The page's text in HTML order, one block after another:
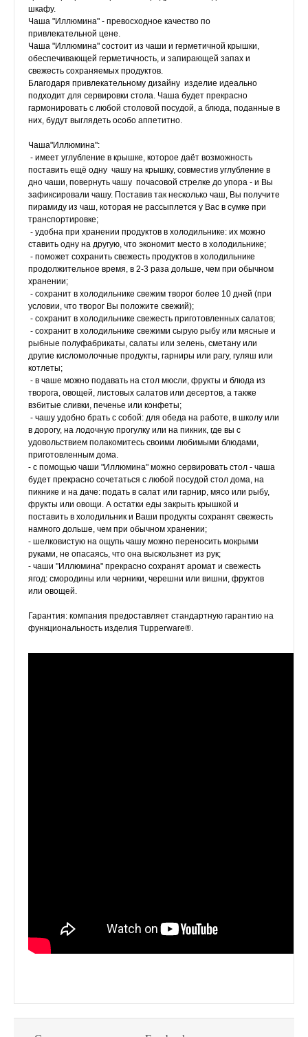
шкафу.
Чаша "Иллюмина" - превосходное качество по
привлекательной цене.
Чаша "Иллюмина" состоит из чаши и герметичной крышки,
обеспечивающей герметичность, и запирающей запах и
свежесть сохраняемых продуктов.
Благодаря привлекательному дизайну изделие идеально
подходит для сервировки стола. Чаша будет прекрасно
гармонировать с любой столовой посудой, а блюда, поданные в
них, будут выглядеть особо аппетитно.
Чаша"Иллюмина":
- имеет углубление в крышке, которое даёт возможность
поставить ещё одну чашу на крышку, совместив углубление в
дно чаши, повернуть чашу почасовой стрелке до упора - и Вы
зафиксировали чашу. Поставив так несколько чаш, Вы получите
пирамиду из чаш, которая не рассыплется у Вас в сумке при
транспортировке;
- удобна при хранении продуктов в холодильнике: их можно
ставить одну на другую, что экономит место в холодильнике;
- поможет сохранить свежесть продуктов в холодильнике
продолжительное время, в 2-3 раза дольше, чем при обычном
хранении;
- сохранит в холoдильнике свежим творог более 10 дней (при
условии, что творог Вы положите свежий);
- сохранит в холoдильнике свежесть приготовленных салатов;
- сохранит в холoдильнике свежими сырую рыбу или мясные и
рыбные полуфабрикаты, салаты или зелень, сметану или
другие кисломолочные продукты, гарниры или рагу, гуляш или
котлеты;
- в чаше можно подавать на стол мюсли, фрукты и блюда из
творога, овощей, листовых салатов или десертов, а также
взбитые сливки, печенье или конфеты;
- чашу удобно брать с собой: для обеда на работе, в школу или
в дорогу, на лодочную прогулку или на пикник, где вы с
удовольствием полакомитесь своими любимыми блюдами,
приготовленным дома.
- с помощью чаши "Иллюмина" можно сервировать стол - чаша
будет прекрасно сочетаться с любой посудой стол дома, на
пикнике и на даче: подать в салат или гарнир, мясо или рыбу,
фрукты или овощи. А остатки еды закрыть крышкой и
поставить в холодильник и Ваши продукты сохранят свежесть
намного дольше, чем при обычном хранении;
- шелковистую на ощупь чашу можно переносить мокрыми
руками, не опасаясь, что она выскользнет из рук;
- чаши "Иллюмина" прекрасно сохранят аромат и свежесть
ягод: смородины или черники, черешни или вишни, фруктов
или овощей.
Гарантия: компания предоставляет стандартную гарантию на
функциональность изделия Tupperware®.